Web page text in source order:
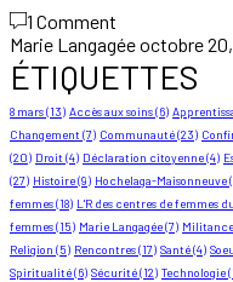
1 Comment
Marie Langagéeoctobre 20,
ÉTIQUETTES
8 mars(13) Accès aux soins(6)
Changement (7) Communauté(23)
(20) Droit (4) Déclaration citoyenne(4)
(27) Histoire(9) Hochelaga-Maisonneuve
femmes(18) L'R des centres de femmes
femmes(15) Marie Langagée(7) Militance
Religion (5) Rencontres(17) Santé(4)
Spiritualité(6) Sécurité(12) Technologie